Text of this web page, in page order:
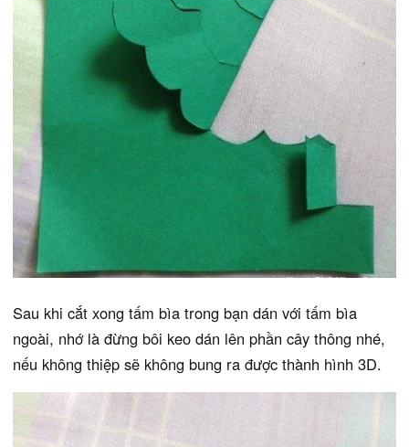
Sau khi cắt xong tấm bìa trong bạn dán với tấm bìa
ngoài, nhớ là đừng bôi keo dán lên phần cây thông nhé,
nếu không thiệp sẽ không bung ra được thành hình 3D.